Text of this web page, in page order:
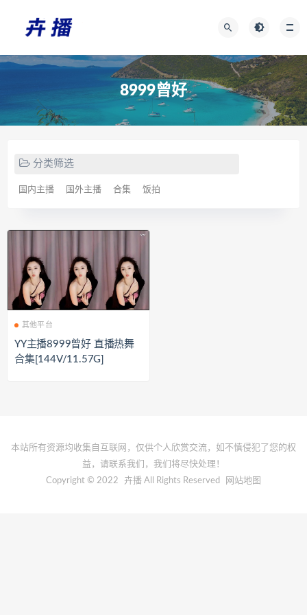
8999曾好
分类筛选
国内主播 国外主播 合集 饭拍
其他平台
YY主播8999曾好 直播热舞
合集[144V/11.57G]
本站所有资源均收集自互联网，仅供个人欣赏交流，如不慎侵犯了您的权
益，请联系我们，我们将尽快处理！
Copyright © 2022
卉播 All Rights Reserved 网站地图